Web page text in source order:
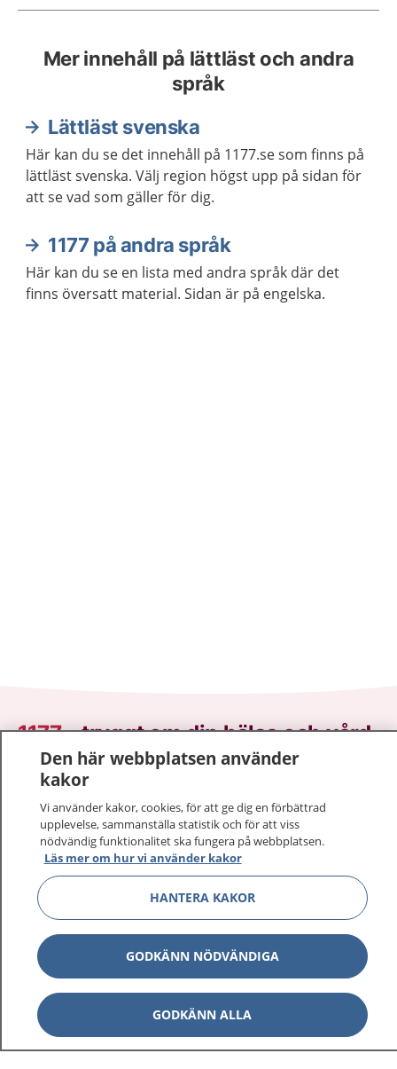
Mer innehåll på lättläst och andra
språk
Lättläst svenska
Här kan du se det innehåll på 1177.se som finns på
lättläst svenska. Välj region högst upp på sidan för
att se vad som gäller för dig.
1177 på andra språk
Här kan du se en lista med andra språk där det
finns översatt material. Sidan är på engelska.
1177–tryggt om din hälsa och vård
På 1177.se får du råd om hälsa och information om
Logga in för att läsa din journal och göra dina
vårdärenden. Ring telefonnummer 1177 för
sjukvårdsrådgivning dygnet runt.
1177 ger dig råd när du vill må bättre.
1177 på flera språk Visa
Om 1177 Visa
Den här webbplatsen använder
kakor
Vi använder kakor, cookies, för att ge dig en förbättrad
upplevelse, sammanställa statistik och för att viss
nödvändig funktionalitet ska fungera på webbplatsen.
Läs mer om hur vi använder kakor
HANTERA KAKOR
GODKÄNN NÖDVÄNDIGA
GODKÄNN ALLA